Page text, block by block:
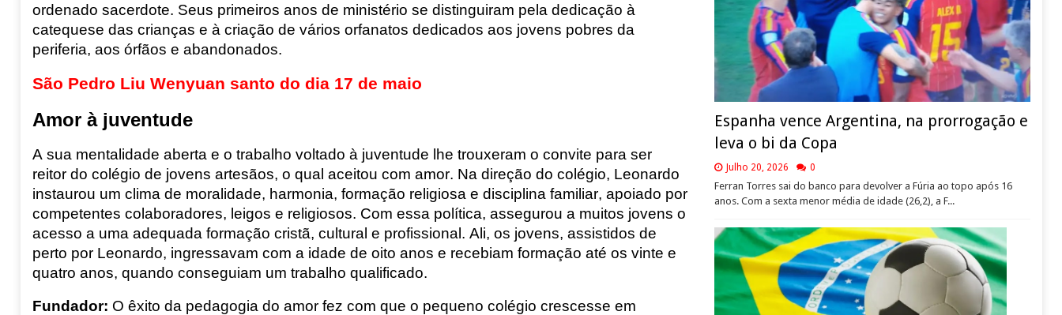
ordenado sacerdote. Seus primeiros anos de ministério se distinguiram pela dedicação à
catequese das crianças e à criação de vários orfanatos dedicados aos jovens pobres da
periferia, aos órfãos e abandonados.
São Pedro Liu Wenyuan santo do dia 17 de maio
Amor à juventude
A sua mentalidade aberta e o trabalho voltado à juventude lhe trouxeram o convite para ser
reitor do colégio de jovens artesãos, o qual aceitou com amor. Na direção do colégio, Leonardo
instaurou um clima de moralidade, harmonia, formação religiosa e disciplina familiar, apoiado por
competentes colaboradores, leigos e religiosos. Com essa política, assegurou a muitos jovens o
acesso a uma adequada formação cristã, cultural e profissional. Ali, os jovens, assistidos de
perto por Leonardo, ingressavam com a idade de oito anos e recebiam formação até os vinte e
quatro anos, quando conseguiam um trabalho qualificado.
Fundador: O êxito da pedagogia do amor fez com que o pequeno colégio crescesse em
Espanha vence Argentina, na prorrogação e
leva o bi da Copa
Julho 20, 2026 0
Ferran Torres sai do banco para devolver a Fúria ao topo após 16
anos. Com a sexta menor média de idade (26,2), a F...